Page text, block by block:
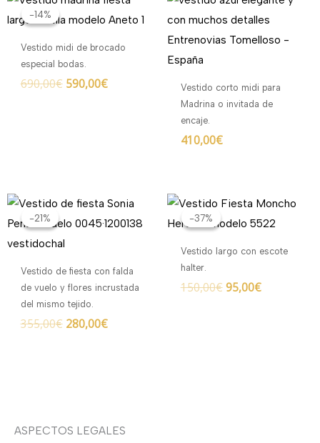
-14%
-14%
Vestido midi de brocado
especial bodas.
690,00€
original
690,00€.
590,00€
actual
590,00€.
Vestido corto midi para
Madrina o invitada de
encaje.
410,00€
-21%
-21%
Vestido de fiesta con falda
de vuelo y flores incrustada
del mismo tejido.
355,00€
El
original
280,00€
El
actual
-37%
-37%
Vestido largo con escote
halter.
150,00€
El
original
150,00€.
95,00€
El
actual
95,00€.
ASPECTOS LEGALES